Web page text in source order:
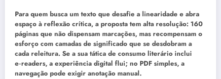
Para quem busca um texto que desafie a linearidade e abra
espaço à reflexão crítica, a proposta tem alta resolução: 160
páginas que não dispensam marcações, mas recompensam o
esforço com camadas de significado que se desdobram a
cada releitura. Se a sua tática de consumo literário inclui
e‑readers, a experiência digital flui; no PDF simples, a
navegação pode exigir anotação manual.